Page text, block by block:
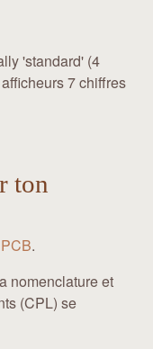
'standard' (4
7 chiffres
ton
.
nomenclature et
(CPL) se